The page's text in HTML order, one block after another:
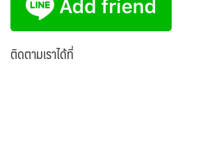
ติดตามเราได้ที่